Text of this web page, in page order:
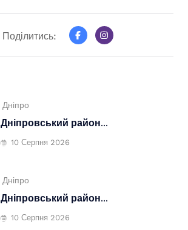
Поділитись:
Дніпро
Дніпровський район...
10 Серпня 2026
Дніпро
Дніпровський район...
10 Серпня 2026